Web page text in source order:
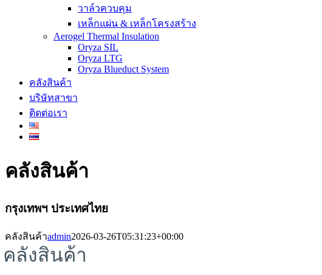
วาล์วควบคุม
เหล็กแผ่น & เหล็กโครงสร้าง
Aerogel Thermal Insulation
Oryza SIL
Oryza LTG
Oryza Blueduct System
คลังสินค้า
บริษัทสาขา
ติดต่อเรา
คลังสินค้า
กรุงเทพฯ ประเทศไทย
คลังสินค้าadmin2026-03-26T05:31:23+00:00
คลังสินค้า